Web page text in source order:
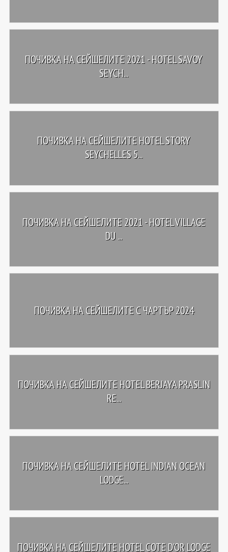
ПОЧИВКА НА СЕЙШЕЛИТЕ 2021 - HOTEL SAVOY
SEYCH...
ПОЧИВКА НА СЕЙШЕЛИТЕ HOTEL STORY
SEYCHELLES 5...
ПОЧИВКА НА СЕЙШЕЛИТЕ 2021 - HOTEL VILLAGE
DU ...
ПОЧИВКА НА СЕЙШЕЛИТЕ С ЧАРТЪР 2024
ПОЧИВКА НА СЕЙШЕЛИТЕ HOTEL BERJAYA PRASLIN
RE...
ПОЧИВКА НА СЕЙШЕЛИТЕ HOTEL INDIAN OCEAN
LODGE...
ПОЧИВКА НА СЕЙШЕЛИТЕ HOTEL COTE D'OR LODGE